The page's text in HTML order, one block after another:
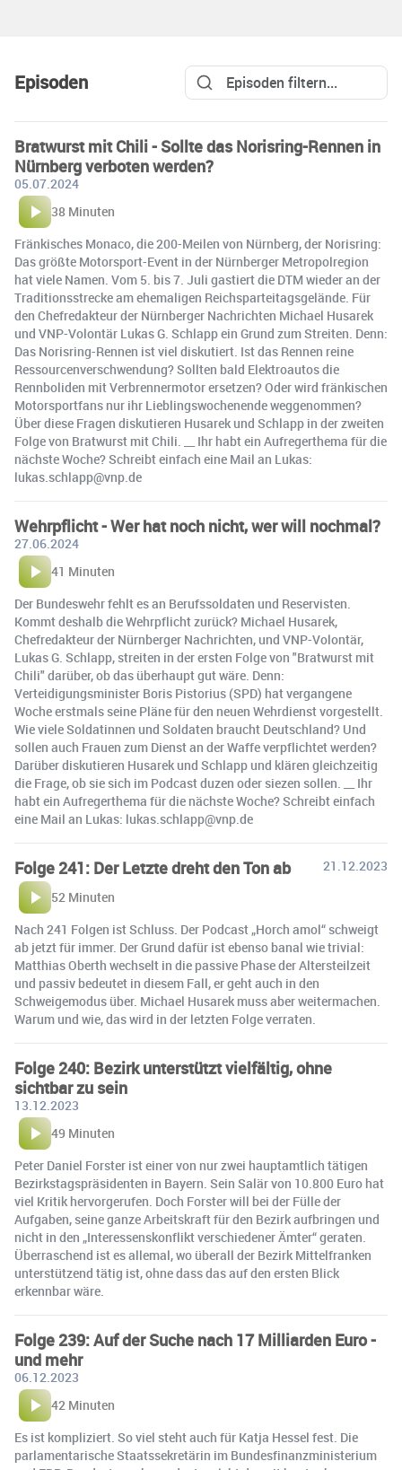
Episoden
Bratwurst mit Chili - Sollte das Norisring-Rennen in
Nürnberg verboten werden?
05.07.2024
38 Minuten
Fränkisches Monaco, die 200-Meilen von Nürnberg, der Norisring:
Das größte Motorsport-Event in der Nürnberger Metropolregion
hat viele Namen. Vom 5. bis 7. Juli gastiert die DTM wieder an der
Traditionsstrecke am ehemaligen Reichsparteitagsgelände. Für
den Chefredakteur der Nürnberger Nachrichten Michael Husarek
und VNP-Volontär Lukas G. Schlapp ein Grund zum Streiten. Denn:
Das Norisring-Rennen ist viel diskutiert. Ist das Rennen reine
Ressourcenverschwendung? Sollten bald Elektroautos die
Rennboliden mit Verbrennermotor ersetzen? Oder wird fränkischen
Motorsportfans nur ihr Lieblingswochenende weggenommen?
Über diese Fragen diskutieren Husarek und Schlapp in der zweiten
Folge von Bratwurst mit Chili. __ Ihr habt ein Aufregerthema für die
nächste Woche? Schreibt einfach eine Mail an Lukas:
lukas.schlapp@vnp.de
Wehrpflicht - Wer hat noch nicht, wer will nochmal?
27.06.2024
41 Minuten
Der Bundeswehr fehlt es an Berufssoldaten und Reservisten.
Kommt deshalb die Wehrpflicht zurück? Michael Husarek,
Chefredakteur der Nürnberger Nachrichten, und VNP-Volontär,
Lukas G. Schlapp, streiten in der ersten Folge von "Bratwurst mit
Chili" darüber, ob das überhaupt gut wäre. Denn:
Verteidigungsminister Boris Pistorius (SPD) hat vergangene
Woche erstmals seine Pläne für den neuen Wehrdienst vorgestellt.
Wie viele Soldatinnen und Soldaten braucht Deutschland? Und
sollen auch Frauen zum Dienst an der Waffe verpflichtet werden?
Darüber diskutieren Husarek und Schlapp und klären gleichzeitig
die Frage, ob sie sich im Podcast duzen oder siezen sollen. __ Ihr
habt ein Aufregerthema für die nächste Woche? Schreibt einfach
eine Mail an Lukas: lukas.schlapp@vnp.de
Folge 241: Der Letzte dreht den Ton ab
21.12.2023
52 Minuten
Nach 241 Folgen ist Schluss. Der Podcast „Horch amol“ schweigt
ab jetzt für immer. Der Grund dafür ist ebenso banal wie trivial:
Matthias Oberth wechselt in die passive Phase der Altersteilzeit
und passiv bedeutet in diesem Fall, er geht auch in den
Schweigemodus über. Michael Husarek muss aber weitermachen.
Warum und wie, das wird in der letzten Folge verraten.
Folge 240: Bezirk unterstützt vielfältig, ohne
sichtbar zu sein
13.12.2023
49 Minuten
Peter Daniel Forster ist einer von nur zwei hauptamtlich tätigen
Bezirkstagspräsidenten in Bayern. Sein Salär von 10.800 Euro hat
viel Kritik hervorgerufen. Doch Forster will bei der Fülle der
Aufgaben, seine ganze Arbeitskraft für den Bezirk aufbringen und
nicht in den „Interessenskonflikt verschiedener Ämter“ geraten.
Überraschend ist es allemal, wo überall der Bezirk Mittelfranken
unterstützend tätig ist, ohne dass das auf den ersten Blick
erkennbar wäre.
Folge 239: Auf der Suche nach 17 Milliarden Euro -
und mehr
06.12.2023
42 Minuten
Es ist kompliziert. So viel steht auch für Katja Hessel fest. Die
parlamentarische Staatssekretärin im Bundesfinanzministerium